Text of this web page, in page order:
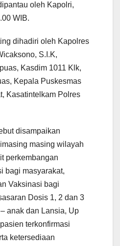
oleh Kapolri,
WIB.
dihadiri oleh Kapolres
S.I.K,
Kasdim 1011 Klk,
Kepala Puskesmas
Kasatintelkam Polres
disampaikan
masing wilayah
perkembangan
bagi masyarakat,
Vaksinasi bagi
Dosis 1, 2 dan 3
anak dan Lansia, Up
terkonfirmasi
ketersediaan